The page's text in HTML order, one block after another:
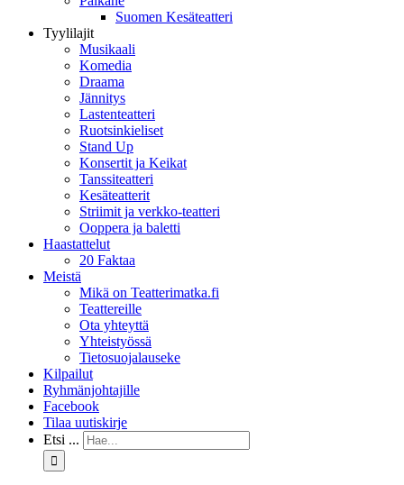
Suomen Kesäteatteri
Tyylilajit
Musikaali
Komedia
Draama
Jännitys
Lastenteatteri
Ruotsinkieliset
Stand Up
Konsertit ja Keikat
Tanssiteatteri
Kesäteatterit
Striimit ja verkko-teatteri
Ooppera ja baletti
Haastattelut
20 Faktaa
Meistä
Mikä on Teatterimatka.fi
Teattereille
Ota yhteyttä
Yhteistyössä
Tietosuojalauseke
Kilpailut
Ryhmänjohtajille
Facebook
Tilaa uutiskirje
Etsi ...